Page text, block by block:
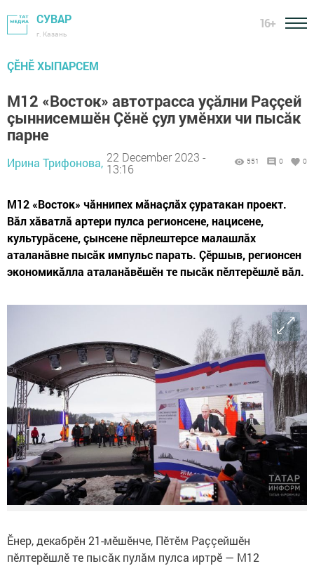
СУВАР
г. Казань
16+
ÇӖНӖ ХЫПАРСЕМ
М12 «Восток» автотрасса уçăлни Раççей
çыннисемшӗн Çӗнӗ çул умӗнхи чи пысăк
парне
Ирина Трифонова, 22 December 2023 -
13:16
551 0 0
М12 «Восток» чăннипех мăнаçлăх çуратакан проект.
Вăл хăватлă артери пулса регионсене, нацисене,
культурăсене, çынсене пӗрлештерсе малашлăх
аталанăвне пысăк импульс парать. Çӗршыв, регионсен
экономикăлла аталанăвӗшӗн те пысăк пӗлтерӗшлӗ вăл.
Ӗнер, декабрӗн 21-мӗшӗнче, Пӗтӗм Раççейшӗн
пӗлтерӗшлӗ те пысăк пулăм пулса иртрӗ — М12